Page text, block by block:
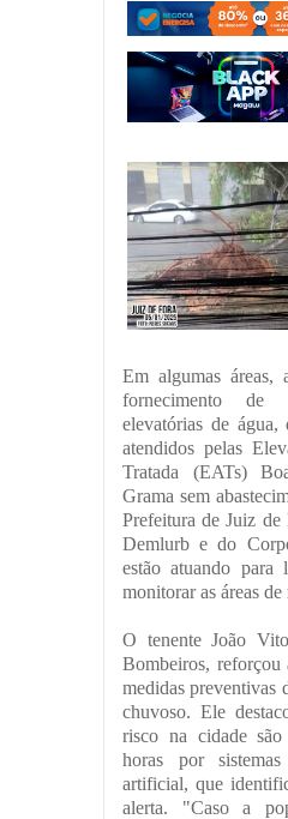
Em algumas áreas,
fornecimento de
elevatórias de água,
atendidos pelas
Tratada (EATs)
Grama sem
Prefeitura de Juiz de
Demlurb e do
estão atuando para
monitorar as áreas de
O tenente João
Bombeiros, reforçou
medidas preventivas
chuvoso. Ele
risco na cidade
horas por
artificial, que
alerta. "Caso a